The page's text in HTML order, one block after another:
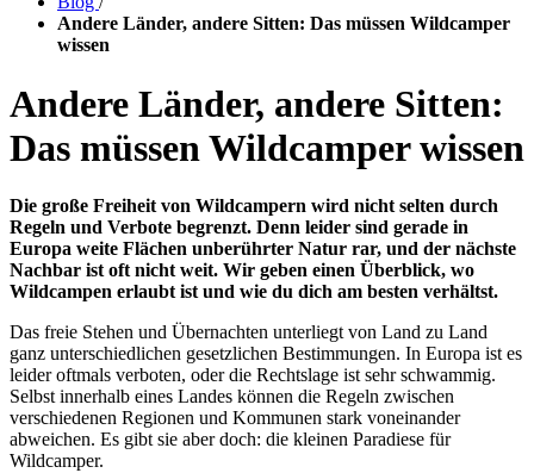
Andere Länder, andere Sitten: Das müssen Wildcamper
wissen
Andere Länder, andere Sitten:
Das müssen Wildcamper wissen
Die große Freiheit von Wildcampern wird nicht selten durch
Regeln und Verbote begrenzt. Denn leider sind gerade in
Europa weite Flächen unberührter Natur rar, und der nächste
Nachbar ist oft nicht weit. Wir geben einen Überblick, wo
Wildcampen erlaubt ist und wie du dich am besten verhältst.
Das freie Stehen und Übernachten unterliegt von Land zu Land
ganz unterschiedlichen gesetzlichen Bestimmungen. In Europa ist es
leider oftmals verboten, oder die Rechtslage ist sehr schwammig.
Selbst innerhalb eines Landes können die Regeln zwischen
verschiedenen Regionen und Kommunen stark voneinander
abweichen. Es gibt sie aber doch: die kleinen Paradiese für
Wildcamper.